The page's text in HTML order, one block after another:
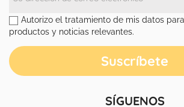
Autorizo el tratamiento de mis datos
productos y noticias relevantes.
SÍGUENOS